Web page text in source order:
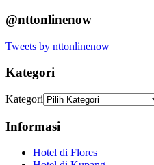
@nttonlinenow
Tweets by nttonlinenow
Kategori
Kategori
Informasi
Hotel di Flores